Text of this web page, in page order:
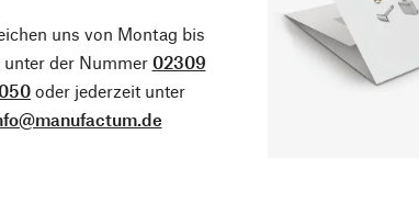
uns von Montag bis
unter der Nummer 02309
oder jederzeit unter